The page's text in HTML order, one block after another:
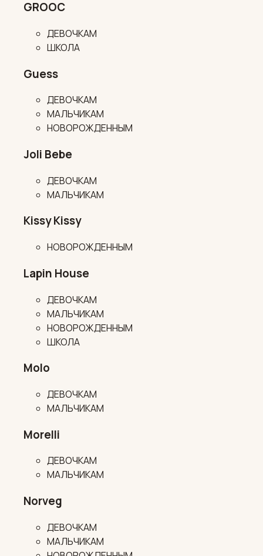
GROOC
ДЕВОЧКАМ
ШКОЛА
Guess
ДЕВОЧКАМ
МАЛЬЧИКАМ
НОВОРОЖДЕННЫМ
Joli Bebe
ДЕВОЧКАМ
МАЛЬЧИКАМ
Kissy Kissy
НОВОРОЖДЕННЫМ
Lapin House
ДЕВОЧКАМ
МАЛЬЧИКАМ
НОВОРОЖДЕННЫМ
ШКОЛА
Molo
ДЕВОЧКАМ
МАЛЬЧИКАМ
Morelli
ДЕВОЧКАМ
МАЛЬЧИКАМ
Norveg
ДЕВОЧКАМ
МАЛЬЧИКАМ